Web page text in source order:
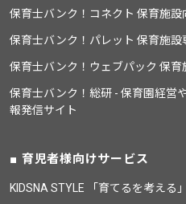
保育士バンク！コネクト 保育施
保育士バンク！パレット 保育施
保育士バンク！ウェブパック 保
保育士バンク！総研 - 保育園経営
報発信サイト
育児者様向けサービス
KIDSNA STYLE 「育てるを考える